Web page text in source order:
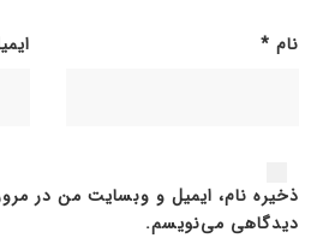
نام *
ذخیره نام، ایمیل و وبسایت من در
دیدگاهی می‌نویسم.